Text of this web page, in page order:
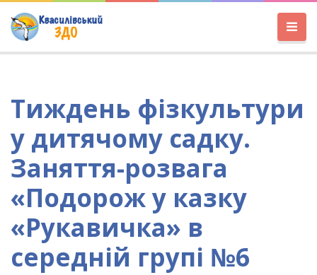
Тиждень фізкультури
у дитячому садку.
Заняття-розвага
«Подорож у казку
«Рукавичка» в
середній групі №6